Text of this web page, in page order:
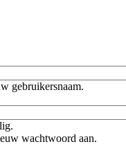
gebruikersnaam.
wachtwoord aan.